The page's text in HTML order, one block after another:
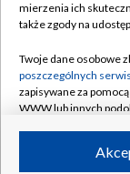
Naziemna
Rada
System NOS
Informacje o
Program dla
mierzenia ich
także zgody na
Twoje dane osobowe
poszczególnych
zapisywane za
WWW lub innych
ruchu w Internecie.